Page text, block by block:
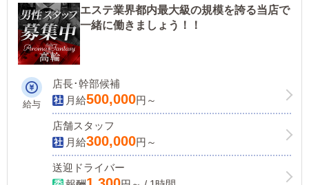
エステ業界都内最大級の規模を誇る当店で
一緒に働きましょう！！
給与
店長･幹部候補
月給500,000円～
店舗スタッフ
月給300,000円～
送迎ドライバー